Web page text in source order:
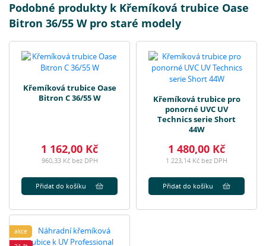
Podobné produkty k Křemíková trubice Oase
Bitron 36/55 W pro staré modely
Křemíková trubice Oase
Bitron C 36/55 W
1 162,00 Kč
960,33 Kč bez DPH
Přidat do košíku
Křemíková trubice pro
ponorné UVC UV
Technics serie Short
44W
1 480,00 Kč
1 223,14 Kč bez DPH
Přidat do košíku
akce